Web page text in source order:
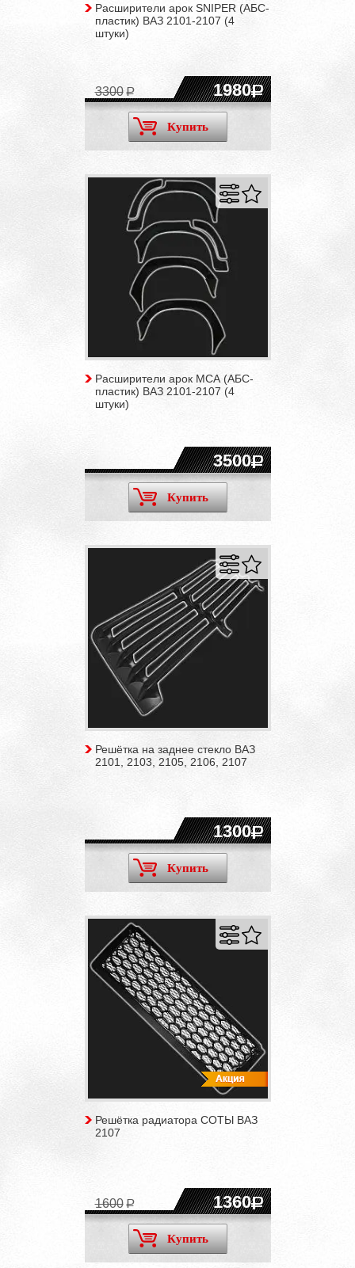
Расширители арок SNIPER (АБС-
пластик) ВАЗ 2101-2107 (4
штуки)
1980
3300
Купить
Расширители арок МСА (АБС-
пластик) ВАЗ 2101-2107 (4
штуки)
3500
Купить
Решётка на заднее стекло ВАЗ
2101, 2103, 2105, 2106, 2107
1300
Купить
Решётка радиатора СОТЫ ВАЗ
2107
1360
1600
Купить